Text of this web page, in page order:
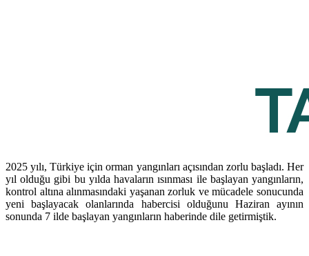
2025 yılı, Türkiye için orman yangınları açısından zorlu başladı. Her
yıl olduğu gibi bu yılda havaların ısınması ile başlayan yangınların,
kontrol altına alınmasındaki yaşanan zorluk ve mücadele sonucunda
yeni başlayacak olanlarında habercisi olduğunu Haziran ayının
sonunda 7 ilde başlayan yangınların haberinde dile getirmiştik.